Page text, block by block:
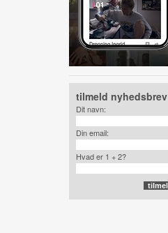
tilmeld nyhedsbrev
Dit navn:
Din email:
Hvad er 1 + 2?